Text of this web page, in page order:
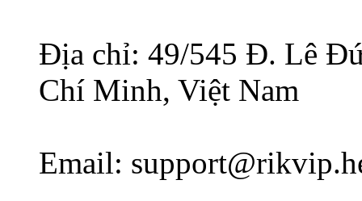
Địa chỉ: 49/545 Đ. Lê
Chí Minh, Việt Nam
Email: